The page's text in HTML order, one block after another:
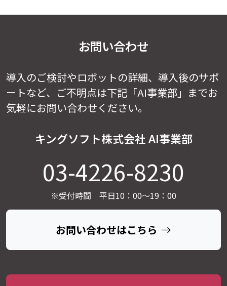
お問い合わせ
導入のご検討やロボットの詳細、導入後のサポ
ートなど、 ご不明点は下記「AI事業部」までお
気軽にお問い合わせください。
キングソフト株式会社 AI事業部
03-4226-8230
※受付時間 平日10：00～19：00
お問い合わせはこちら